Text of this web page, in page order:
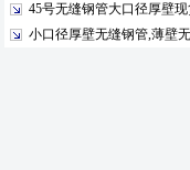
45号无缝钢管大口径厚壁现
小口径厚壁无缝钢管,薄壁